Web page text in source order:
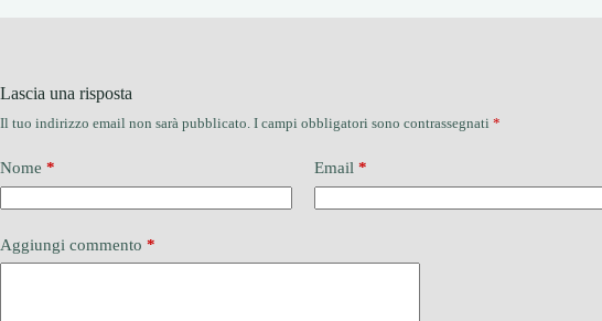
Lascia una risposta
Il tuo indirizzo email non sarà pubblicato. I campi obbligatori sono contrassegnati *
Nome * Email *
Aggiungi commento *